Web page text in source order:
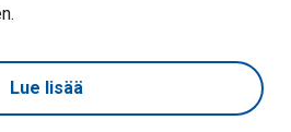
Lue lisää